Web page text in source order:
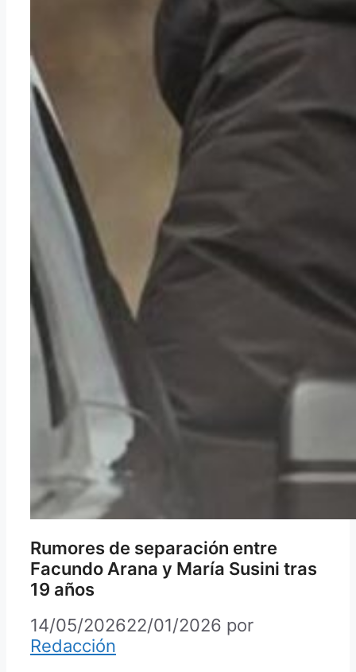
Rumores de separación entre
Facundo Arana y María Susini tras
19 años
14/05/202622/01/2026 por
Redacción